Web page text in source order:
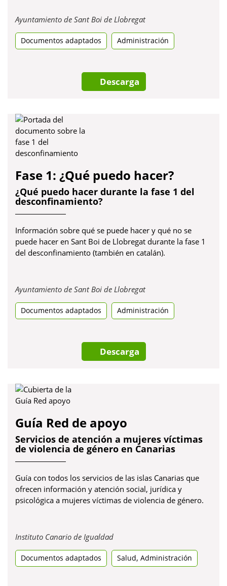
Ayuntamiento de Sant Boi de LlobregatObre
una
pestanya
Documentos adaptados Administración
Descarga
Fase 1: ¿Qué puedo hacer?
¿Qué puedo hacer durante la fase 1 del
desconfinamiento?
Información sobre qué se puede hacer y qué no se
puede hacer en Sant Boi de Llobregat durante la fase 1
del desconfinamiento (también en catalán).
Ayuntamiento de Sant Boi de LlobregatObre
una
pestanya
Documentos adaptados Administración
Descarga
Guía Red de apoyo
Servicios de atención a mujeres víctimas
de violencia de género en Canarias
Guía con todos los servicios de las islas Canarias que
ofrecen información y atención social, jurídica y
psicológica a mujeres víctimas de violencia de género.
Instituto Canario de IgualdadObre
una
pestanya
Documentos adaptados Salud, Administración